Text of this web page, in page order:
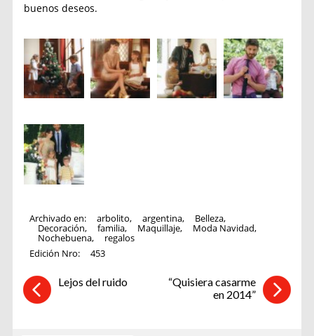
buenos deseos.
Archivado en: arbolito, argentina, Belleza,
Decoración, familia, Maquillaje, Moda Navidad,
Nochebuena,
regalos
Edición Nro:
453
Lejos del ruido
“Quisiera casarme
en 2014”